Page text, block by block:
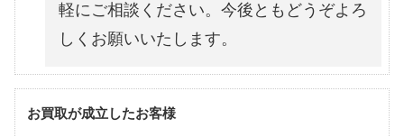
軽にご相談ください。今後ともどうぞよろ
しくお願いいたします。
お買取が成立したお客様